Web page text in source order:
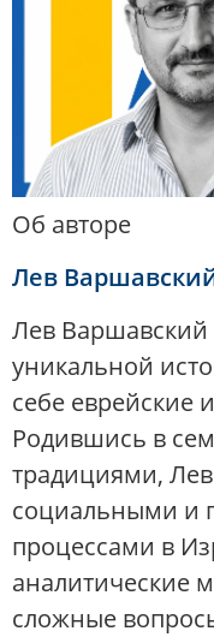
Об авторе
Лев
Лев
уникальной
себе еврейские
Родившись в
традициями, Лев
социальными и
процессами в
аналитические
сложные